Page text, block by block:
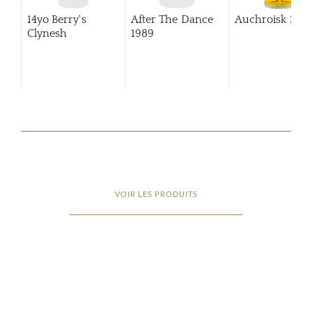
14yo Berry's
Clynesh
After The Dance
1989
Auchroisk
VOIR LES PRODUITS